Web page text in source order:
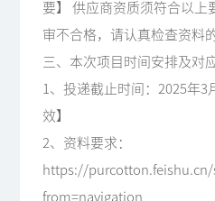
要】 供应商资质须符合以上
审不合格，请认真检查资料
三、本次项目时间安排及对
1、投递截止时间：2025年3
效】
2、资料要求：
https://purcotton.feishu.cn/
from=navigation